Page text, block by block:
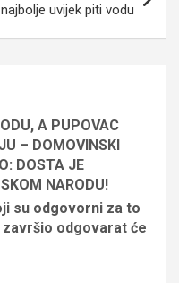
uvijek piti vodu
A PUPOVAC
– DOMOVINSKI
DOSTA JE
NARODU!
su odgovorni za to
odgovarat će